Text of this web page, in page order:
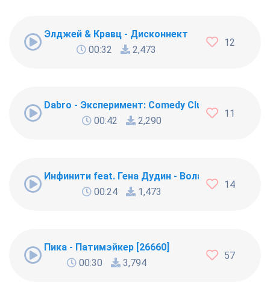
Элджей & Кравц - Дисконнект
00:32
2,473
12
Dabro - Эксперимент: Comedy Club + Black Star
00:42
2,290
11
Инфинити feat. Гена Дудин - Воланчик
00:24
1,473
14
Пика - Патимэйкер [26660]
00:30
3,794
57